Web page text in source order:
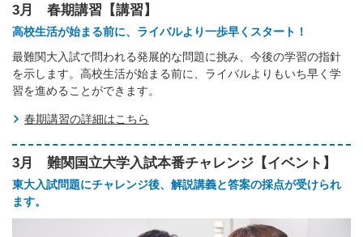
3月 春期講習【講習】
高校生活が始まる前に、ライバルより一歩早くスタート！
最難関大入試で問われる発展的な問題に挑み、今後の学習の指針
を示します。高校生活が始まる前に、ライバルよりもいち早く学
習を進めることができます。
春期講習の詳細はこちら
3月 難関国立大学入試本番チャレンジ【イベント】
東大入試問題にチャレンジ後、解説講義と答案の採点が受けられ
ます。